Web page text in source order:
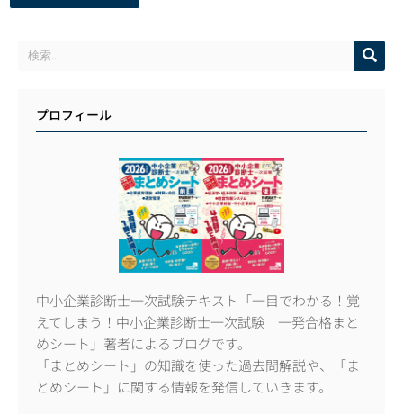
プロフィール
中小企業診断士一次試験テキスト「一目でわかる！覚
えてしまう！中小企業診断士一次試験 一発合格まと
めシート」著者によるブログです。
「まとめシート」の知識を使った過去問解説や、「ま
とめシート」に関する情報を発信していきます。